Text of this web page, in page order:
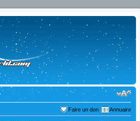
Faire un don Annuaire